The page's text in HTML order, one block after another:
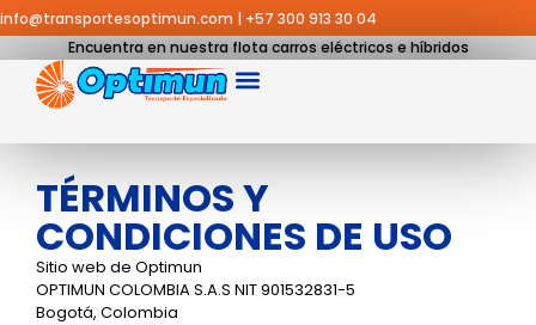
info@transportesoptimun.com | +57 300 913 30 04
Encuentra en nuestra flota carros eléctricos e híbridos
TÉRMINOS Y
CONDICIONES DE USO
Sitio web de Optimun
OPTIMUN COLOMBIA S.A.S NIT 901532831-5
Bogotá, Colombia